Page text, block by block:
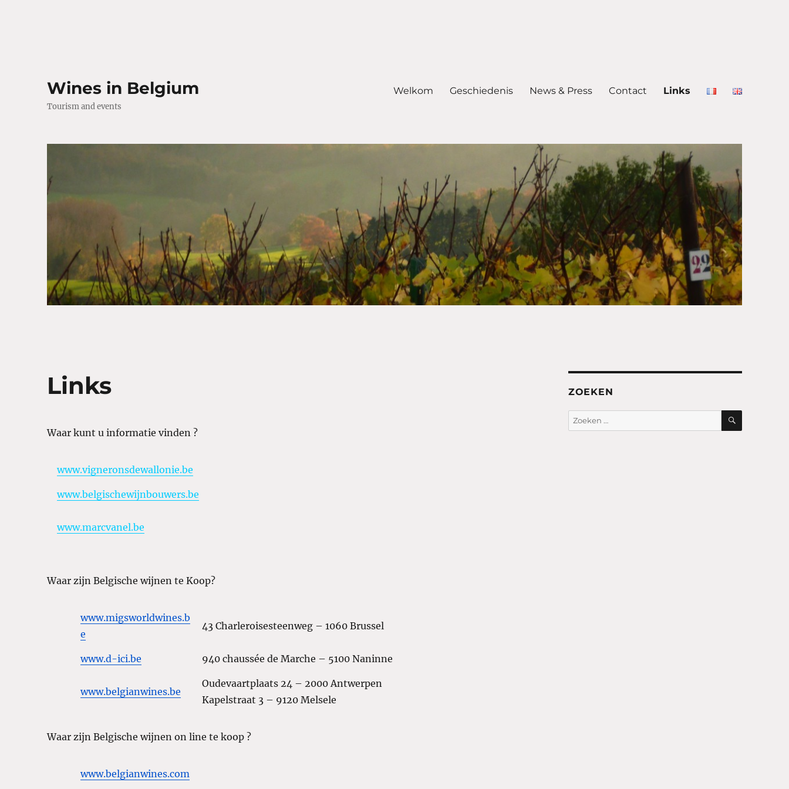
Wines in Belgium
Tourism and events
Welkom Geschiedenis News & Press Contact Links
Links
Waar kunt u informatie vinden ?
www.vigneronsdewallonie.be
www.belgischewijnbouwers.be
www.marcvanel.be
Waar zijn Belgische wijnen te Koop?
www.migsworldwines.b
e
43 Charleroisesteenweg – 1060 Brussel
www.d-ici.be 940 chaussée de Marche – 5100 Naninne
www.belgianwines.be
Oudevaartplaats 24 – 2000 Antwerpen
Kapelstraat 3 – 9120 Melsele
Waar zijn Belgische wijnen on line te koop ?
www.belgianwines.com
ZOEKEN
Zoeken
naar:
ZOEKEN